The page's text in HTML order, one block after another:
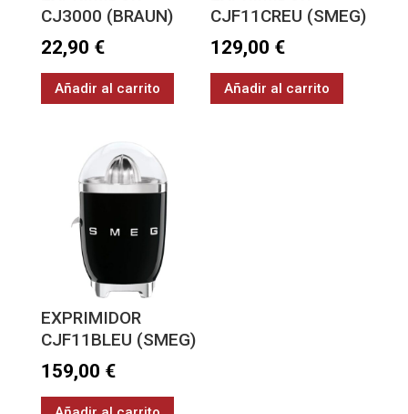
CJ3000 (BRAUN)
22,90 €
Añadir al carrito
CJF11CREU (SMEG)
129,00 €
Añadir al carrito
EXPRIMIDOR
CJF11BLEU (SMEG)
159,00 €